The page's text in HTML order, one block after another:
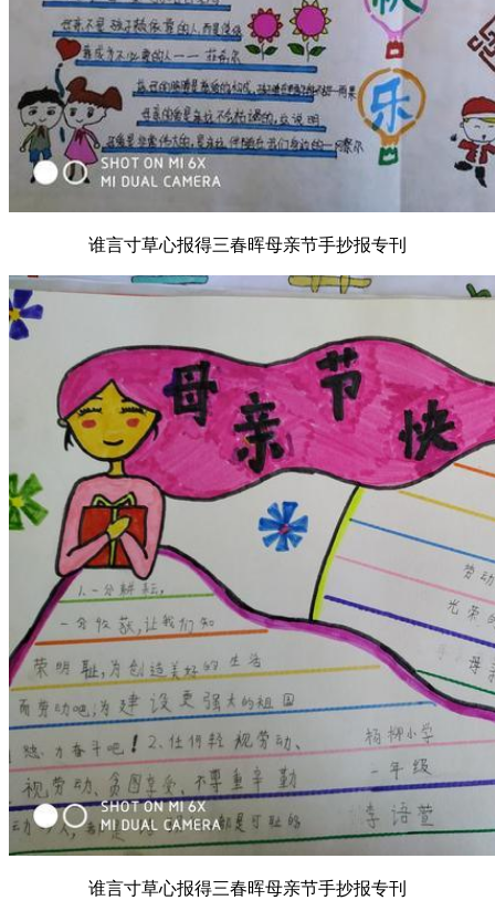
谁言寸草心报得三春晖母亲节手抄报专刊
谁言寸草心报得三春晖母亲节手抄报专刊